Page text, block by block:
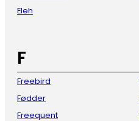
Eleh
F
Freebird
Fødder
Freequent